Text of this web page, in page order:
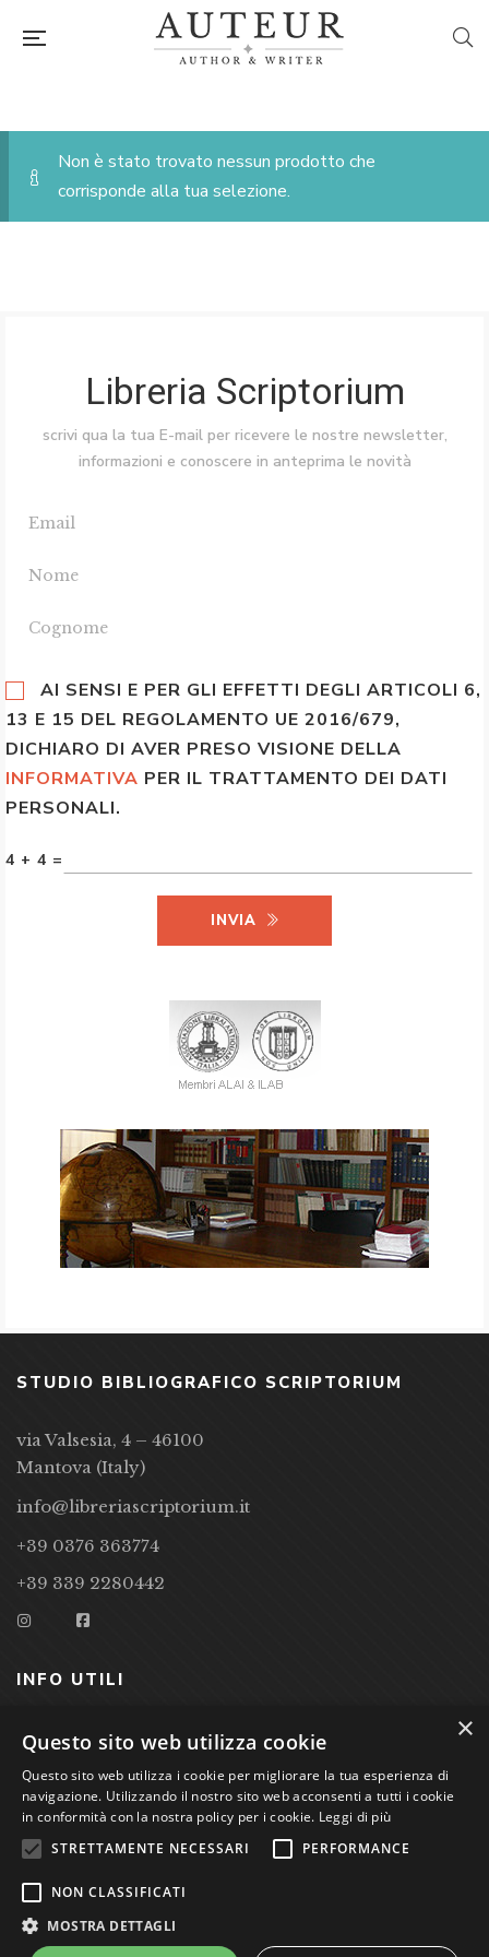
Non è stato trovato nessun prodotto che
corrisponde alla tua selezione.
Libreria Scriptorium
scrivi qua la tua E-mail per ricevere le nostre newsletter,
informazioni e conoscere in anteprima le novità
AI SENSI E PER GLI EFFETTI DEGLI ARTICOLI 6,
13 E 15 DEL REGOLAMENTO UE 2016/679,
DICHIARO DI AVER PRESO VISIONE DELLA
INFORMATIVA PER IL TRATTAMENTO DEI DATI
PERSONALI.
4 + 4 =
INVIA
STUDIO BIBLIOGRAFICO SCRIPTORIUM
via Valsesia, 4 – 46100
Mantova (Italy)
info@libreriascriptorium.it
+39 0376 363774
+39 339 2280442
INFO UTILI
CONDIZIONI DI VENDITA
PRIVACY POLICY
COOKIE POLICY
Studio Bibliografico Scriptorium Dott.ssa Sara Bassi VAT
nr. 01744000207
×
Questo sito web utilizza cookie
Questo sito web utilizza i cookie per migliorare la tua esperienza di
navigazione. Utilizzando il nostro sito web acconsenti a tutti i cookie
in conformità con la nostra policy per i cookie. Leggi di più
STRETTAMENTE NECESSARI
PERFORMANCE
NON CLASSIFICATI
MOSTRA DETTAGLI